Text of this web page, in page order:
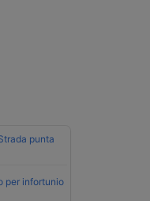
punta
per infortunio